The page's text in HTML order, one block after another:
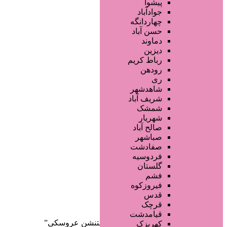
تجهیزات سالن زیبایی
محصولات پوست
محصولات مو
خدمات دندانپزشکی
ماساژ و اسپا
سایر خدمات
پیشوا
جوادآباد
چهاردانگه
حسن آباد
دماوند
دیزین
رباط کریم
رودهن
ری
شاهدشهر
شریف آباد
شمشک
شهریار
صالح آباد
صباشهر
صفادشت
فردوسیه
گلستان
فشم
فیروزکوه
قدس
قرچک
قیامدشت
کهریزک
صفحه اصلی
آگهی انبوه
طراحی سایت
صفحه اختصاصی
لیست سایتهای تبلیغاتی
دسته‌بندی‌ها
/ محصولات برچسب خورده “اکستنشن عروسکی”